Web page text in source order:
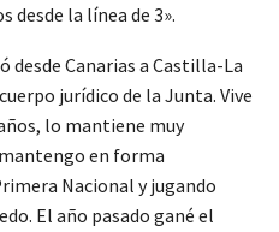
desde la línea de 3».
desde Canarias a Castilla-La
jurídico de la Junta. Vive
lo mantiene muy
en forma
Nacional y jugando
El año pasado gané el